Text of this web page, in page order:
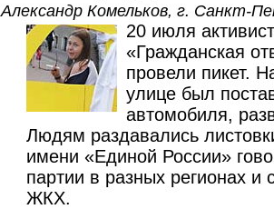
Александр Комельков, г. Санкт-
20 июля
«Гражданская
провели пикет.
улице был
автомобиля,
Людям раздавались
имени «Единой России»
партии в разных регионах и
ЖКХ.